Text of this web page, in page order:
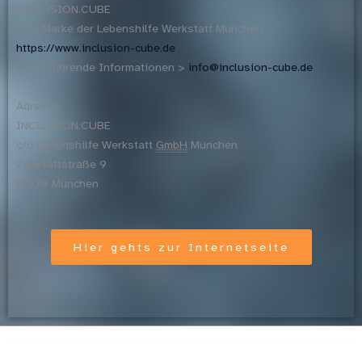
INCLUSION.CUBE
Eine Marke der Lebenshilfe Werkstatt München
https://www.inclusion-cube.de
weiterführende Informationen > info@inclusion-cube.de
Adresse
INCLUSION.CUBE
c/o Lebenshilfe Werkstatt GmbH München
Zielstattstraße 9
81379 München
Hier gehts zur Internetseite